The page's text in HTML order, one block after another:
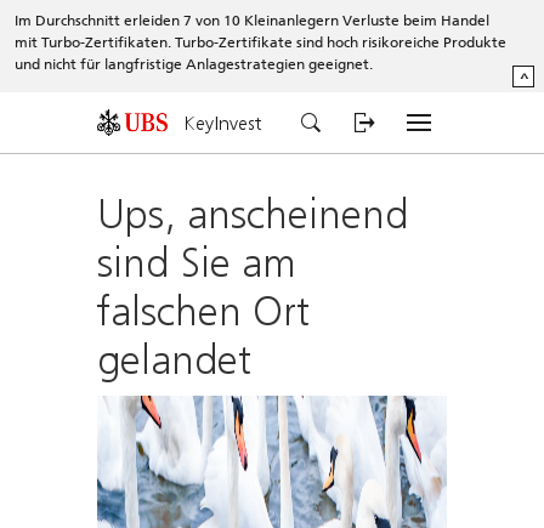
Im Durchschnitt erleiden 7 von 10 Kleinanlegern Verluste beim Handel
mit Turbo-Zertifikaten. Turbo-Zertifikate sind hoch risikoreiche Produkte
und nicht für langfristige Anlagestrategien geeignet.
^
KeyInvest
Ups, anscheinend
sind Sie am
falschen Ort
gelandet